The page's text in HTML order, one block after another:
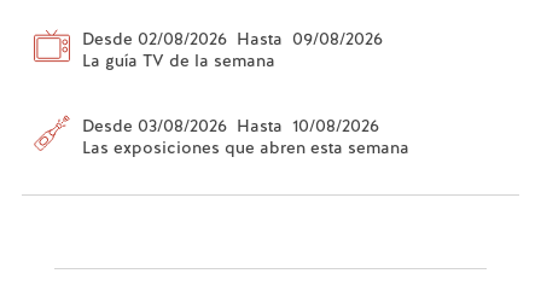
Desde 02/08/2026 Hasta 09/08/2026
La guía TV de la semana
Desde 03/08/2026 Hasta 10/08/2026
Las exposiciones que abren esta semana